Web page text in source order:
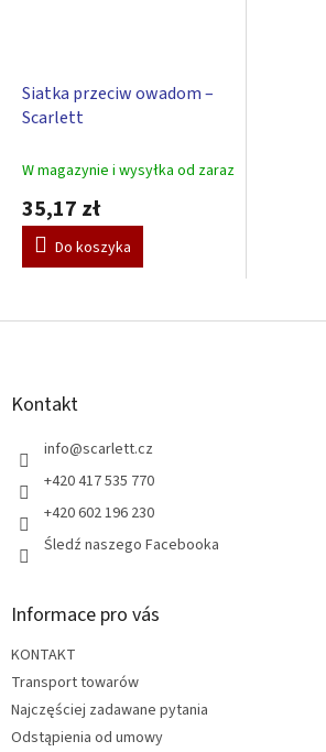
Siatka przeciw owadom –
Scarlett
W magazynie i wysyłka od zaraz
35,17 zł
Do koszyka
S
Kontakt
info@scarlett.cz
+420 417 535 770
+420 602 196 230
Śledź naszego Facebooka
Informace pro vás
KONTAKT
Transport towarów
Najczęściej zadawane pytania
Odstąpienia od umowy